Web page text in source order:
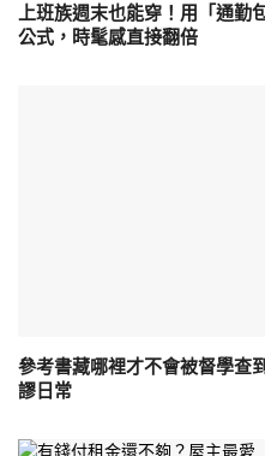
上班族週末也能穿！用「通勤
公式，時髦感直接翻倍
參考書藏哪裡才不會被督學查
謬日常